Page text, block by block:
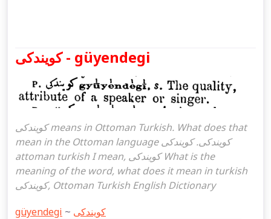
كويندكی - güyendegi
كويندكی means in Ottoman Turkish. What does that
mean in the Ottoman language كويندكی. كويندكی
attoman turkish I mean, كويندكی What is the
meaning of the word, what does it mean in turkish
كويندكی, Ottoman Turkish English Dictionary
güyendegi ~ كويندكی